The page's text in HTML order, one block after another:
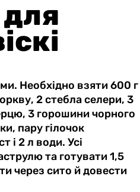
Необхідно взяти 600 г
2 стебла селери, 3
3 горошини чорного
пару гілочок
і 2 л води. Усі
та готувати 1,5
через сито й довести